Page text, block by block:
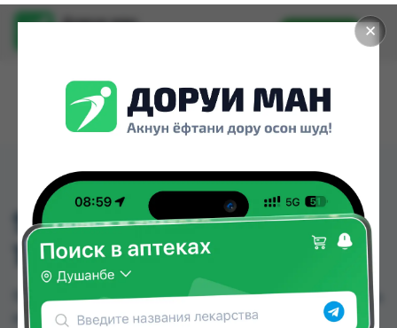
✕
Доруи ман
Установить
911 ХОНДРОИТИНОМ
100МЛ ГЕЛЬ
911 ХОНДРОИТИНОМ 100МЛ ГЕЛЬ можно купить
или заказать в аптеках, Авиценна, Дорухонаи